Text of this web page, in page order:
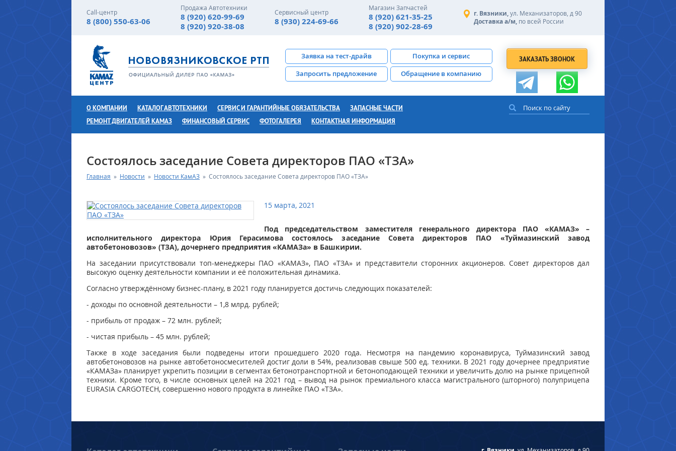
Call-центр
8 (800) 550-63-06
Продажа Автотехники
8 (920) 620-99-69
8 (920) 920-38-08
Сервисный центр
8 (930) 224-69-66
Магазин Запчастей
8 (920) 621-35-25
8 (920) 902-28-69
г. Вязники,ул. Механизаторов, д 90
Доставка а/м, по всей России
ЗАКАЗАТЬ ЗВОНОК
Заявка на тест-драйв
Покупка и сервис
Запросить предложение
Обращение в компанию
О КОМПАНИИ КАТАЛОГ АВТОТЕХНИКИ СЕРВИС И ГАРАНТИЙНЫЕ ОБЯЗАТЕЛЬСТВА
ЗАПАСНЫЕ ЧАСТИ
РЕМОНТ ДВИГАТЕЛЕЙ КАМАЗ
ФИНАНСОВЫЙ СЕРВИС ФОТОГАЛЕРЕЯ КОНТАКТНАЯ ИНФОРМАЦИЯ
Состоялось заседание Совета директоров ПАО «ТЗА»
Главная » Новости » Новости КамАЗ » Состоялось заседание Совета директоров ПАО «ТЗА»
15 марта, 2021
Под председательством заместителя генерального директора ПАО «КАМАЗ» –
исполнительного директора Юрия Герасимова состоялось заседание Совета директоров ПАО «Туймазинский завод
автобетоновозов» (ТЗА), дочернего предприятия «КАМАЗа» в Башкирии.
На заседании присутствовали топ-менеджеры ПАО «КАМАЗ», ПАО «ТЗА» и представители сторонних акционеров. Совет директоров дал
высокую оценку деятельности компании и её положительная динамика.
Согласно утверждённому бизнес-плану, в 2021 году планируется достичь следующих показателей:
- доходы по основной деятельности – 1,8 млрд. рублей;
- прибыль от продаж – 72 млн. рублей;
- чистая прибыль – 45 млн. рублей;
Также в ходе заседания были подведены итоги прошедшего 2020 года. Несмотря на пандемию коронавируса, Туймазинский завод
автобетоновозов на рынке автобетоносмесителей достиг доли в 54%, реализовав свыше 500 ед. техники. В 2021 году дочернее предприятие
«КАМАЗа» планирует укрепить позиции в сегментах бетонотранспортной и бетоноподающей техники и увеличить долю на рынке прицепной
техники. Кроме того, в числе основных целей на 2021 год – вывод на рынок премиального класса магистрального (шторного) полуприцепа
EURASIA CARGOTECH, совершенно нового продукта в линейке ПАО «ТЗА».